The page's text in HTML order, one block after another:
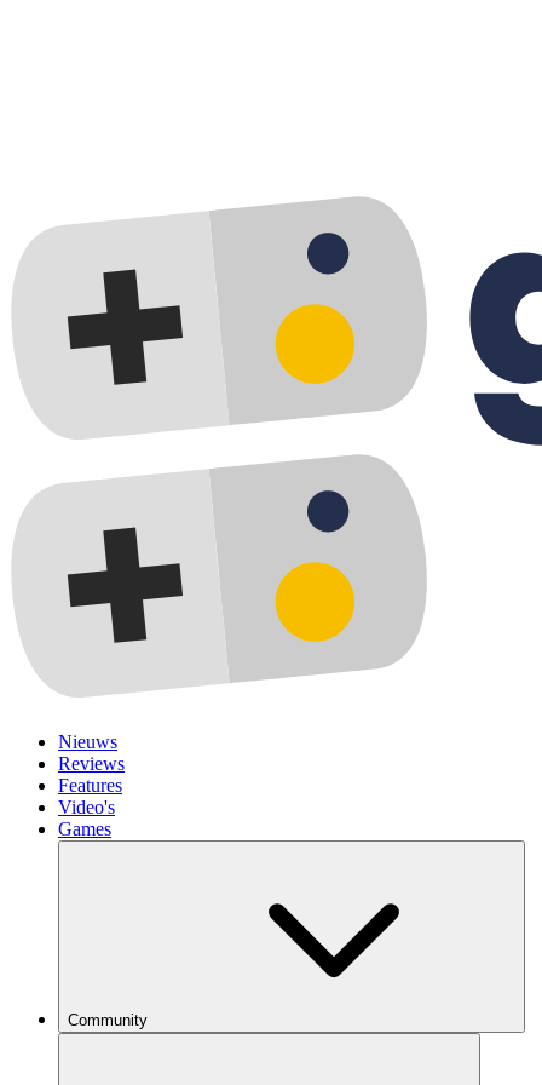
Nieuws
Reviews
Features
Video's
Games
Community